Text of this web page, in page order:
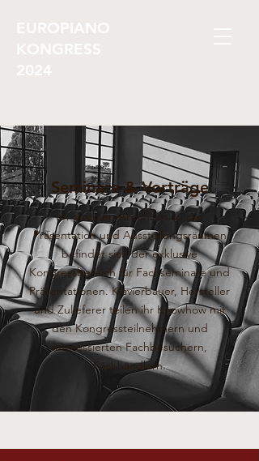
EUROPIANO
KONGRESS
2024
Seminare & Vorträge
Im direkten Anschluss zu der
Präsentation und Ausstellungsräumen
befindet sich der exklusive
Kongressbereich für Fachseminare und
Präsentationen. Klavierbauer, Hersteller
und Zulieferer teilen ihr Knowhow mit
den Kongressteilnehmern und
interessierten Fachbesuchern,
Fachhändlern.